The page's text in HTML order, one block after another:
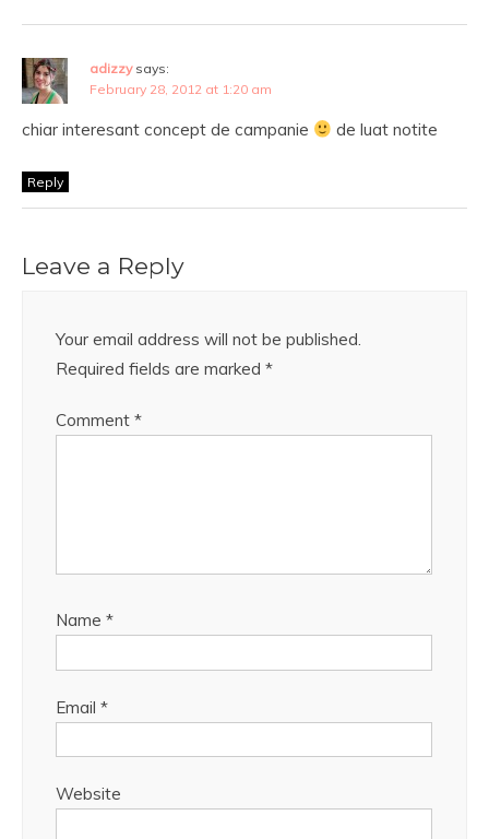
adizzy says:
February 28, 2012 at 1:20 am
chiar interesant concept de campanie de luat notite
Reply
Leave a Reply
Your email address will not be published.
Required fields are marked *
Comment *
Name *
Email *
Website